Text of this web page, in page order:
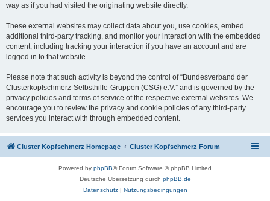
way as if you had visited the originating website directly.
These external websites may collect data about you, use cookies, embed
additional third-party tracking, and monitor your interaction with the embedded
content, including tracking your interaction if you have an account and are
logged in to that website.
Please note that such activity is beyond the control of “Bundesverband der
Clusterkopfschmerz-Selbsthilfe-Gruppen (CSG) e.V.” and is governed by the
privacy policies and terms of service of the respective external websites. We
encourage you to review the privacy and cookie policies of any third-party
services you interact with through embedded content.
Cluster Kopfschmerz Homepage Cluster Kopfschmerz Forum
Powered by phpBB® Forum Software © phpBB Limited
Deutsche Übersetzung durch phpBB.de
Datenschutz| Nutzungsbedingungen